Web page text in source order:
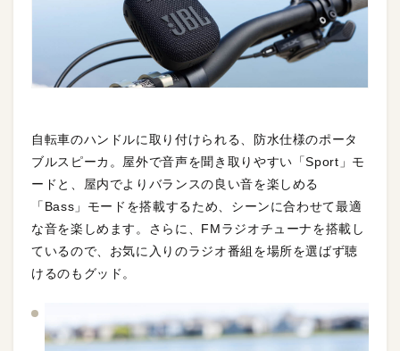
自転車のハンドルに取り付けられる、防水仕様のポータ
ブルスピーカ。屋外で音声を聞き取りやすい「Sport」モ
ードと、屋内でよりバランスの良い音を楽しめる
「Bass」モードを搭載するため、シーンに合わせて最適
な音を楽しめます。さらに、FMラジオチューナを搭載し
ているので、お気に入りのラジオ番組を場所を選ばず聴
けるのもグッド。